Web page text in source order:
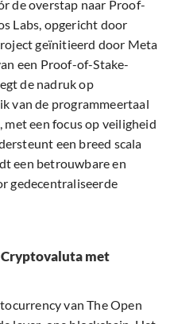
de overstap naar Proof-
Labs, opgericht door
geïnitieerd door Meta
een Proof-of-Stake-
de nadruk op
van de programmeertaal
een focus op veiligheid
een breed scala
een betrouwbare en
gedecentraliseerde
Cryptovaluta met
van The Open